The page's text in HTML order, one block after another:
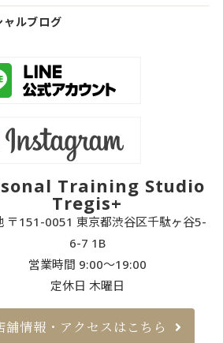
ルブログ
Training Studio
Tregis+
〒151-0051 東京都渋谷区千駄ヶ谷5-
6-7 1B
営業時間 9:00〜19:00
定休日 木曜日
舗情報・アクセスはこちら